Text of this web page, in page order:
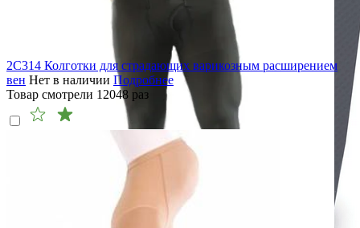
2C314 Колготки для страдающих варикозным расширением
вен Нет в наличии Подробнее
Товар смотрели 12048 раз